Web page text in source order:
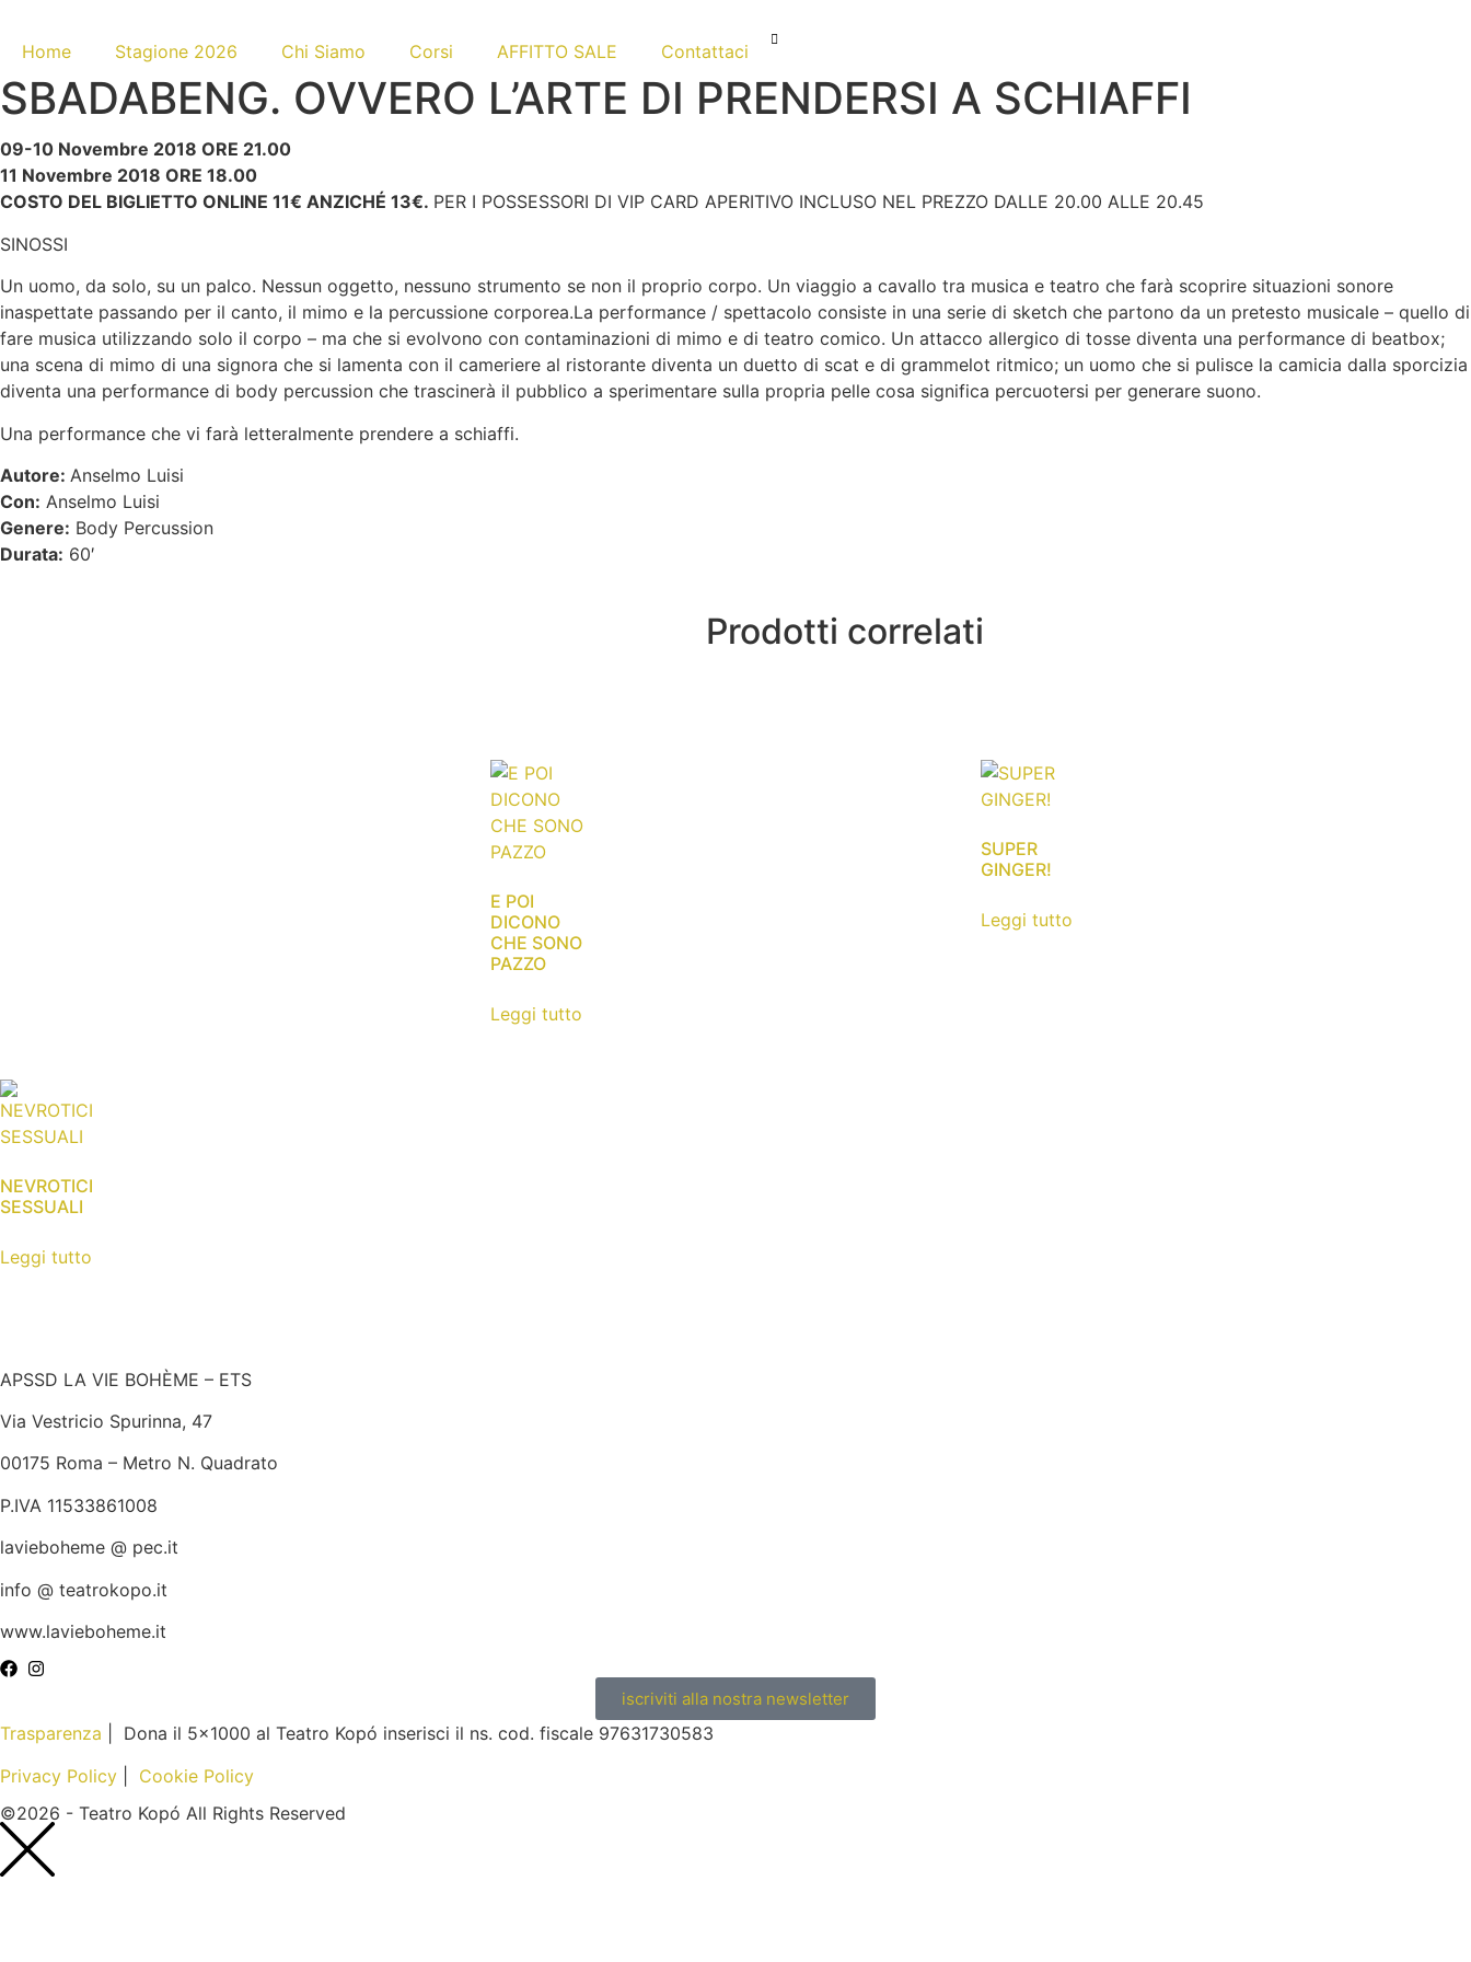
Home Stagione 2026 Chi Siamo Corsi AFFITTO SALE Contattaci
SBADABENG. OVVERO L’ARTE DI PRENDERSI A SCHIAFFI
09-10 Novembre 2018 ORE 21.00
11 Novembre 2018 ORE 18.00
COSTO DEL BIGLIETTO ONLINE 11€ ANZICHÉ 13€. PER I POSSESSORI DI VIP CARD APERITIVO INCLUSO NEL PREZZO DALLE 20.00 ALLE 20.45
SINOSSI
Un uomo, da solo, su un palco. Nessun oggetto, nessuno strumento se non il proprio corpo. Un viaggio a cavallo tra musica e teatro che farà scoprire situazioni sonore
inaspettate passando per il canto, il mimo e la percussione corporea.La performance / spettacolo consiste in una serie di sketch che partono da un pretesto musicale – quello di
fare musica utilizzando solo il corpo – ma che si evolvono con contaminazioni di mimo e di teatro comico. Un attacco allergico di tosse diventa una performance di beatbox;
una scena di mimo di una signora che si lamenta con il cameriere al ristorante diventa un duetto di scat e di grammelot ritmico; un uomo che si pulisce la camicia dalla sporcizia
diventa una performance di body percussion che trascinerà il pubblico a sperimentare sulla propria pelle cosa significa percuotersi per generare suono.
Una performance che vi farà letteralmente prendere a schiaffi.
Autore: Anselmo Luisi
Con: Anselmo Luisi
Genere: Body Percussion
Durata: 60′
Prodotti correlati
E POI
DICONO
CHE SONO
PAZZO
Leggi tutto
SUPER
GINGER!
Leggi tutto
NEVROTICI
SESSUALI
Leggi tutto
APSSD LA VIE BOHÈME – ETS
Via Vestricio Spurinna, 47
00175 Roma – Metro N. Quadrato
P.IVA 11533861008
lavieboheme @ pec.it
info @ teatrokopo.it
www.lavieboheme.it
iscriviti alla nostra newsletter
Trasparenza
| Dona il 5×1000 al Teatro Kopó inserisci il ns. cod. fiscale 97631730583
Privacy Policy
Cookie Policy
©2026 - Teatro Kopó All Rights Reserved